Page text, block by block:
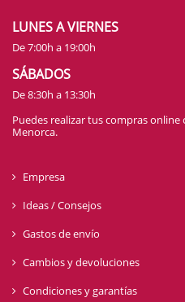
LUNES A VIERNES
De 7:00h a 19:00h
SÁBADOS
De 8:30h a 13:30h
Puedes realizar tus compras
Menorca.
Empresa
Ideas / Consejos
Gastos de envío
Cambios y devoluciones
Condiciones y garantías